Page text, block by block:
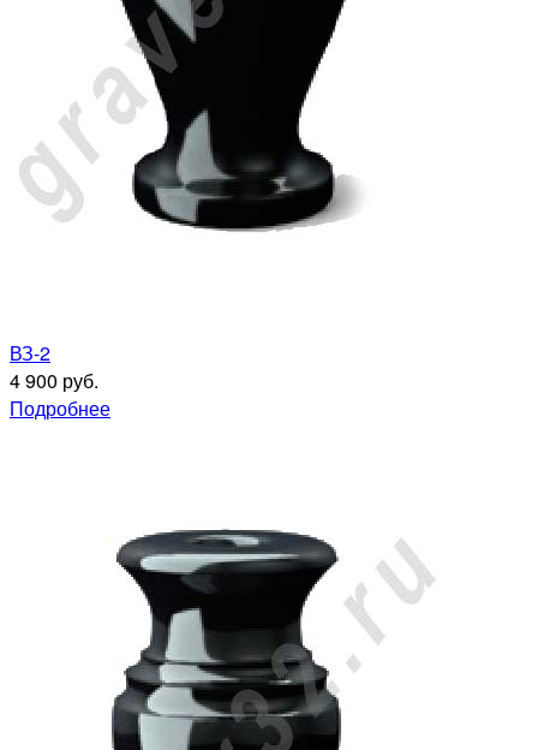
ВЗ-2
4 900 руб.
Подробнее